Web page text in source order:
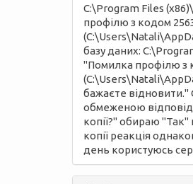
C:\Program Files
профілю з кодом
базу даних:
"Помилка профілю з
бажаєте відновити."
обмеженою
копії?" обираю
копії реакція
день користуюсь